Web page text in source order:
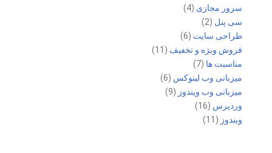
سرور مجازی (4)
سی پنل (2)
طراحی سایت (6)
فروش ویژه و تخفیف (11)
مناسبت ها (7)
میزبانی وب لینوکس (6)
میزبانی وب ویندوز (9)
وردپرس (16)
ویندوز (11)